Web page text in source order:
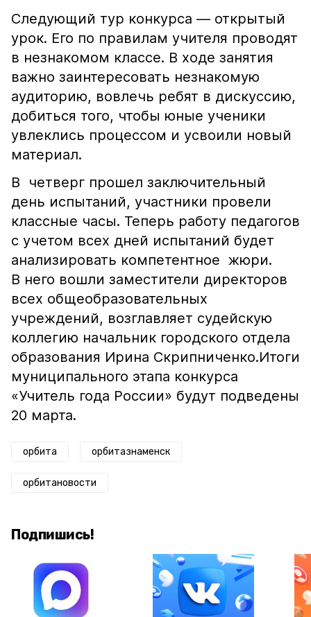
Следующий тур конкурса — открытый
урок. Его по правилам учителя проводят
в незнакомом классе. В ходе занятия
важно заинтересовать незнакомую
аудиторию, вовлечь ребят в дискуссию,
добиться того, чтобы юные ученики
увлеклись процессом и усвоили новый
материал.
В четверг прошел заключительный
день испытаний, участники провели
классные часы. Теперь работу педагогов
с учетом всех дней испытаний будет
анализировать компетентное жюри.
В него вошли заместители директоров
всех общеобразовательных
учреждений, возглавляет судейскую
коллегию начальник городского отдела
образования Ирина Скрипниченко.Итоги
муниципального этапа конкурса
«Учитель года России» будут подведены
20 марта.
орбита орбитазнаменск
орбитановости
Подпишись!